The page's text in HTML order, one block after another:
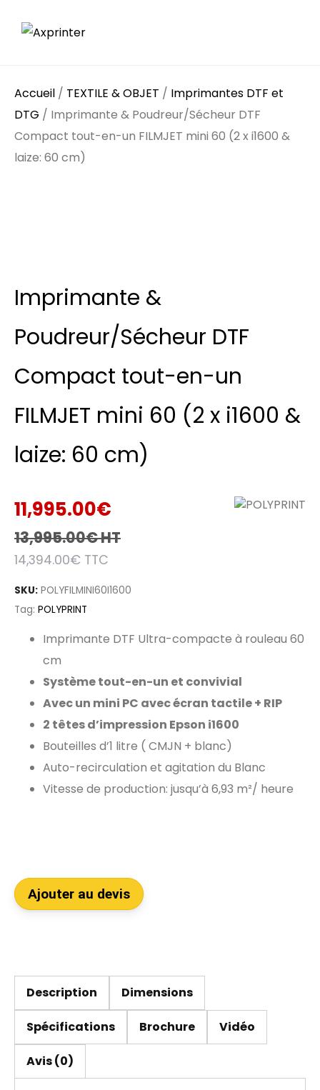
Accueil / TEXTILE & OBJET / Imprimantes DTF et
DTG / Imprimante & Poudreur/Sécheur DTF
Compact tout-en-un FILMJET mini 60 (2 x i1600 &
laize: 60 cm)
Imprimante &
Poudreur/Sécheur DTF
Compact tout-en-un
FILMJET mini 60 (2 x i1600 &
laize: 60 cm)
11,995.00€
13,995.00€HT
14,394.00€ TTC
SKU: POLYFILMINI60I1600
Tag: POLYPRINT
Imprimante DTF Ultra-compacte à rouleau 60
cm
Système tout-en-un et convivial
Avec un mini PC avec écran tactile + RIP
2 têtes d’impression Epson i1600
Bouteilles d’1 litre ( CMJN + blanc)
Auto-recirculation et agitation du Blanc
Vitesse de production: jusqu’à 6,93 m²/ heure
Ajouter au devis
Description Dimensions
Spécifications Brochure Vidéo
Avis (0)